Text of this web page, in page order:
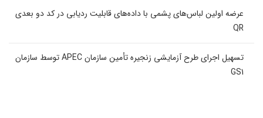
عرضه اولین لباس‌های پشمی با داده‌های قابلیت ردیابی در کد دو بعدی
QR
تسهیل اجرای طرح آزمایشی زنجیره تأمین سازمان APEC توسط سازمان
GS1